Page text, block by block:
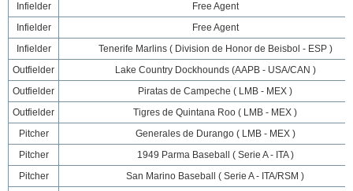
Infielder
Free Agent
Infielder
Free Agent
Infielder
Tenerife Marlins ( Division de Honor de Beisbol - ESP )
Outfielder
Lake Country Dockhounds (AAPB - USA/CAN )
Outfielder
Piratas de Campeche ( LMB - MEX )
Outfielder
Tigres de Quintana Roo ( LMB - MEX )
Pitcher
Generales de Durango ( LMB - MEX )
Pitcher
1949 Parma Baseball ( Serie A - ITA )
Pitcher
San Marino Baseball ( Serie A - ITA/RSM )